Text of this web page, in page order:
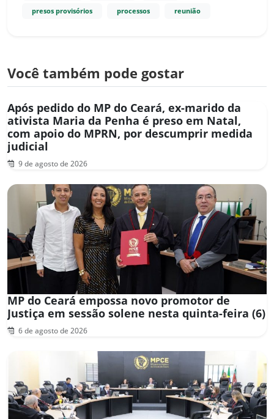
presos provisórios processos reunião
Você também pode gostar
Após pedido do MP do Ceará, ex-marido da
ativista Maria da Penha é preso em Natal,
com apoio do MPRN, por descumprir medida
judicial
9 de agosto de 2026
MP do Ceará empossa novo promotor de
Justiça em sessão solene nesta quinta-feira (6)
6 de agosto de 2026